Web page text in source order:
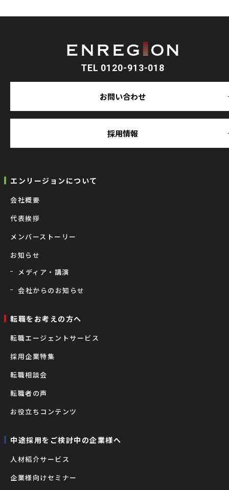
TEL 0120-913-018
お問い合わせ
採用情報
エンリージョンについて
会社概要
代表挨拶
メンバーストーリー
お知らせ
メディア・講演
会社からのお知らせ
転職をお考えの⽅へ
転職エージェントサービス
採用企業特集
転職相談会
転職者の声
お役立ちコンテンツ
中途採用をご検討中の企業様へ
⼈材紹介サービス
企業様向けセミナー